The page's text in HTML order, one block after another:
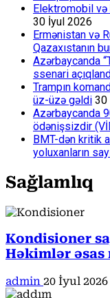
Elektromobil və
30 İyul 2026
Ermənistan və
Qazaxıstanın
Azərbaycanda
ssenari
Trampın
üz-üzə gəldi 30
Azərbaycanda
ödənişsizdir
BMT-dən kritik
yoluxanların
Sağlamlıq
Kondisioner
Həkimlər əsas
admin 20 İyul 2026